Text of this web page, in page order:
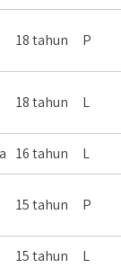
18 tahun P
18 tahun L
16 tahun L
15 tahun P
15 tahun L